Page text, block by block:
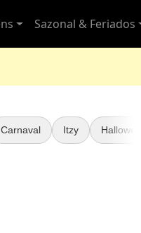
Sazonal & Feriados
Carnaval Itzy